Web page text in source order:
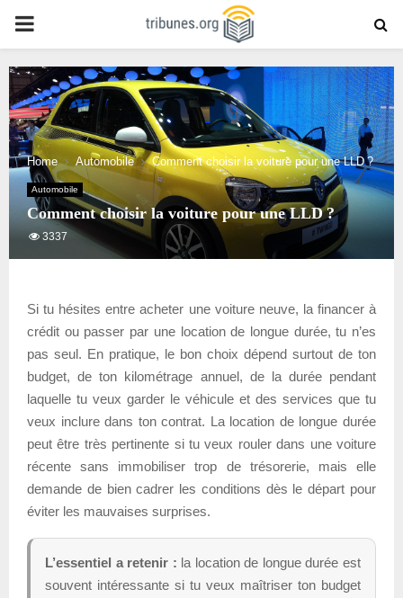
PRIMARY
MENU
Home Automobile Comment choisir la voiture pour une LLD ?
Automobile
Comment choisir la voiture pour une LLD ?
3337
Si tu hésites entre acheter une voiture neuve, la financer à
crédit ou passer par une location de longue durée, tu n’es
pas seul. En pratique, le bon choix dépend surtout de ton
budget, de ton kilométrage annuel, de la durée pendant
laquelle tu veux garder le véhicule et des services que tu
veux inclure dans ton contrat. La location de longue durée
peut être très pertinente si tu veux rouler dans une voiture
récente sans immobiliser trop de trésorerie, mais elle
demande de bien cadrer les conditions dès le départ pour
éviter les mauvaises surprises.
L’essentiel a retenir : la location de longue durée est
souvent intéressante si tu veux maîtriser ton budget